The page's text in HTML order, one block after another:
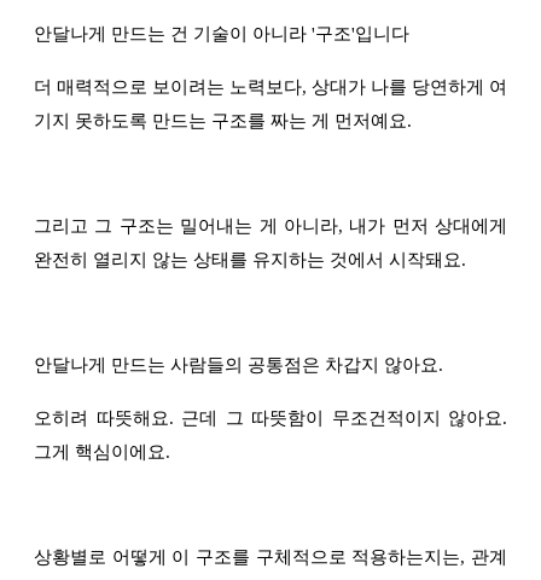
안달나게 만드는 건 기술이 아니라 '구조'입니다
더 매력적으로 보이려는 노력보다, 상대가 나를 당연하게 여
기지 못하도록 만드는 구조를 짜는 게 먼저예요.
그리고 그 구조는 밀어내는 게 아니라, 내가 먼저 상대에게
완전히 열리지 않는 상태를 유지하는 것에서 시작돼요.
안달나게 만드는 사람들의 공통점은 차갑지 않아요.
오히려 따뜻해요. 근데 그 따뜻함이 무조건적이지 않아요.
그게 핵심이에요.
상황별로 어떻게 이 구조를 구체적으로 적용하는지는, 관계